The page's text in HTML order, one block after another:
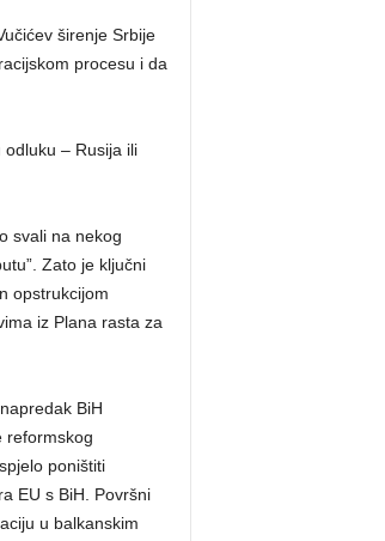
širenje Srbije
procesu i da
odluku – Rusija ili
svali na nekog
Zato je ključni
opstrukcijom
iz Plana rasta za
BiH
reformskog
poništiti
EU s BiH. Površni
u balkanskim